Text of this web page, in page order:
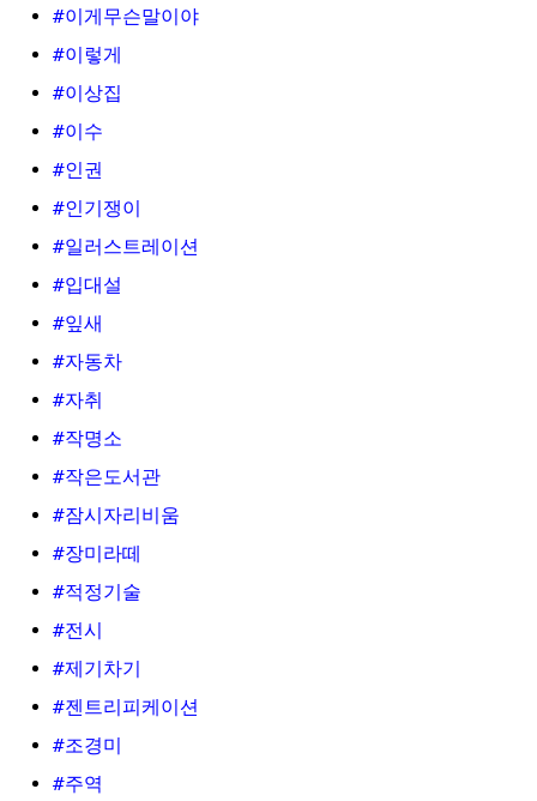
#이게무슨말이야
#이렇게
#이상집
#이수
#인권
#인기쟁이
#일러스트레이션
#입대설
#잎새
#자동차
#자취
#작명소
#작은도서관
#잠시자리비움
#장미라떼
#적정기술
#전시
#제기차기
#젠트리피케이션
#조경미
#주역